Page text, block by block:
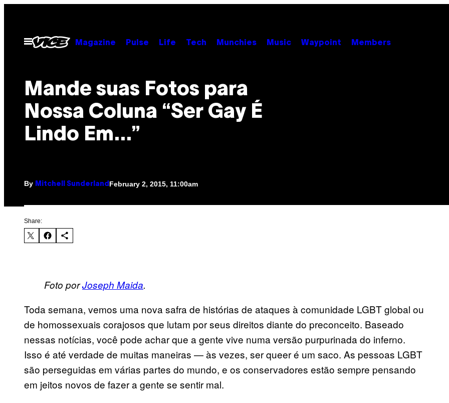
contentOpen
Menu
Magazine Pulse Life Tech Munchies Music Waypoint Members
Mande suas Fotos para
Nossa Coluna “Ser Gay É
Lindo Em…”
By Mitchell Sunderland February 2, 2015, 11:00am
Share:
Foto porJoseph Maida.
Toda semana, vemos uma nova safra de histórias de ataques à comunidade LGBT global ou
de homossexuais corajosos que lutam por seus direitos diante do preconceito. Baseado
nessas notícias, você pode achar que a gente vive numa versão purpurinada do inferno.
Isso é até verdade de muitas maneiras — às vezes, ser queer é um saco. As pessoas LGBT
são perseguidas em várias partes do mundo, e os conservadores estão sempre pensando
em jeitos novos de fazer a gente se sentir mal.